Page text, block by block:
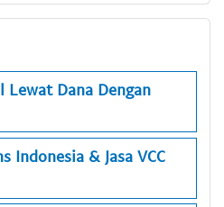
Lewat Dana Dengan
Indonesia & Jasa VCC